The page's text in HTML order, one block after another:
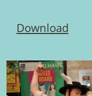
Download